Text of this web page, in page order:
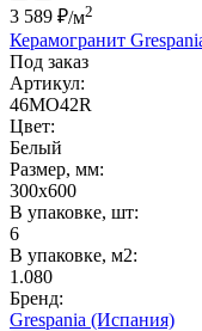
3 589 ₽/м2
Керамогранит
Под заказ
Артикул:
46MO42R
Цвет:
Белый
Размер, мм:
300x600
В упаковке, шт:
6
В упаковке, м2:
1.080
Бренд:
Grespania (Испания)